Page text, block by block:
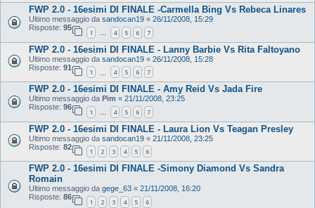
FWP 2.0 - 16esimi DI FINALE -Carmella Bing Vs Rebeca Linares
Ultimo messaggio da sandocan19 « 26/11/2008, 15:29
Risposte: 95
1 4 5 6 7
FWP 2.0 - 16esimi DI FINALE - Lanny Barbie Vs Rita Faltoyano
Ultimo messaggio da sandocan19 « 26/11/2008, 15:28
Risposte: 91
1 4 5 6 7
FWP 2.0 - 16esimi DI FINALE - Amy Reid Vs Jada Fire
Ultimo messaggio da Pim « 21/11/2008, 23:25
Risposte: 96
1 … 4 5 6 7
FWP 2.0 - 16esimi DI FINALE - Laura Lion Vs Teagan Presley
Ultimo messaggio da sandocan19 « 21/11/2008, 23:25
Risposte: 82
1 2 3 4 5 6
FWP 2.0 - 16esimi DI FINALE -Simony Diamond Vs Sandra
Romain
Ultimo messaggio da gege_63 « 21/11/2008, 16:20
Risposte: 86
1 2 3 4 5 6